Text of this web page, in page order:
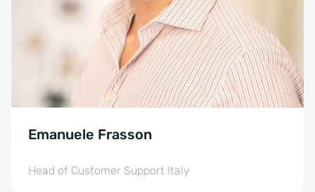
Emanuele Frasson
Head of Customer Support Italy